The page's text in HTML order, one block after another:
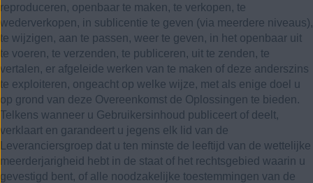
reproduceren, openbaar te maken, te verkopen, te
wederverkopen, in sublicentie te geven (via meerdere niveaus),
te wijzigen, aan te passen, weer te geven, in het openbaar uit
te voeren, te verzenden, te publiceren, uit te zenden, te
vertalen, er afgeleide werken van te maken of deze anderszins
te exploiteren, ongeacht op welke wijze, met als enige doel u
op grond van deze Overeenkomst de Oplossingen te bieden.
Telkens wanneer u Gebruikersinhoud publiceert of deelt,
verklaart en garandeert u jegens elk lid van de
Leveranciersgroep dat u ten minste de leeftijd van de wettelijke
meerderjarigheid hebt in de staat of het rechtsgebied waarin u
gevestigd bent, of alle noodzakelijke toestemmingen van de